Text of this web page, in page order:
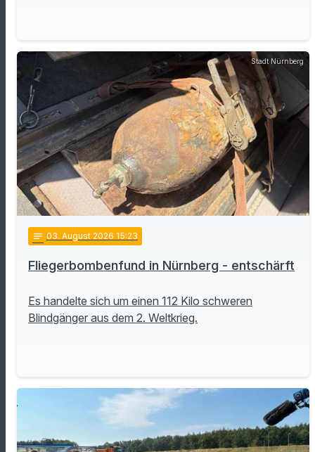
Stadt Nürnberg
notes 03. August 2026 15:23
Fliegerbombenfund in Nürnberg - entschärft
Es handelte sich um einen 112 Kilo schweren
Blindgänger aus dem 2. Weltkrieg.